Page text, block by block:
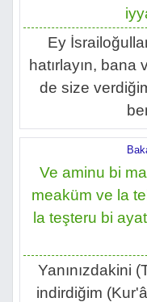
Ey
hatırlayın,
de size
Ve aminu bi
meaküm ve la
la teşteru bi
Yanınızdakini
indirdiğim